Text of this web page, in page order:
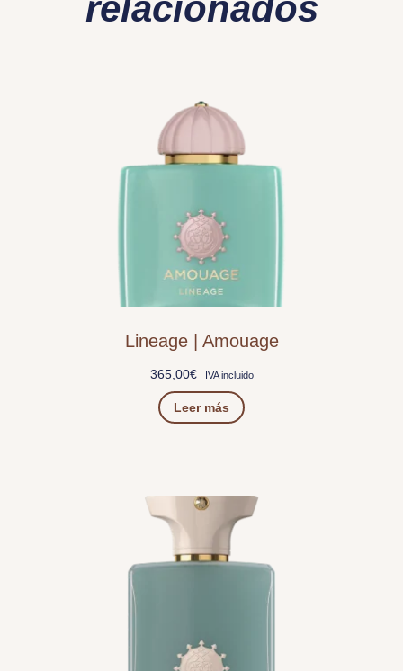
relacionados
Lineage | Amouage
365,00€ IVA incluido
Leer más